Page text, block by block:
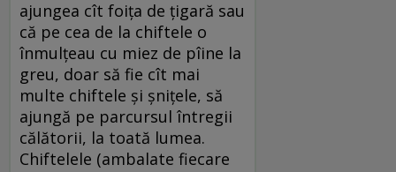
ajungea cît foița de țigară sau
că pe cea de la chiftele o
înmulțeau cu miez de pîine la
greu, doar să fie cît mai
multe chiftele și șnițele, să
ajungă pe parcursul întregii
călătorii, la toată lumea.
Chiftelele (ambalate fiecare